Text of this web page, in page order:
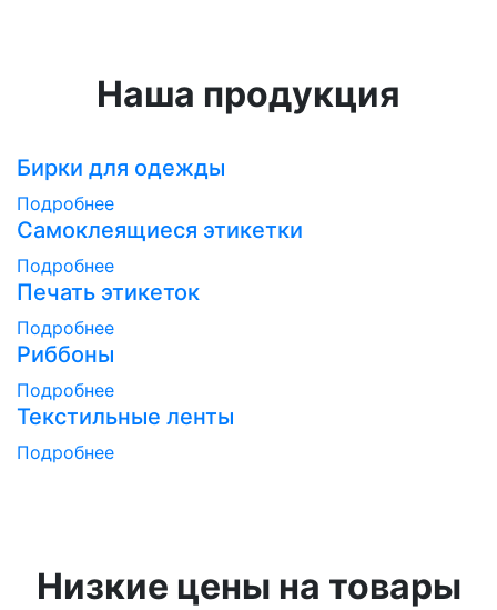
Наша продукция
Бирки для одежды
Подробнее
Самоклеящиеся этикетки
Подробнее
Печать этикеток
Подробнее
Риббоны
Подробнее
Текстильные ленты
Подробнее
Низкие цены на товары